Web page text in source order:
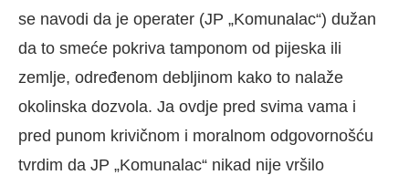
se navodi da je operater (JP „Komunalac“) dužan
da to smeće pokriva tamponom od pijeska ili
zemlje, određenom debljinom kako to nalaže
okolinska dozvola. Ja ovdje pred svima vama i
pred punom krivičnom i moralnom odgovornošću
tvrdim da JP „Komunalac“ nikad nije vršilo